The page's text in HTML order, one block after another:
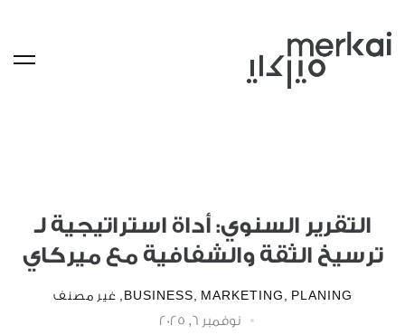
التقرير السنوي: أداة استراتيجية لـ
ترسيخ الثقة والشفافية مع ميركاي
BUSINESS MARKETING PLANING غير مصنف
نوفمبر 6, 2025